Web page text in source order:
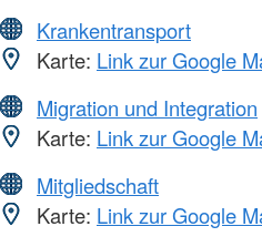
Krankentransport
Karte: Link zur Google
Migration und Integration
Karte: Link zur Google
Mitgliedschaft
Karte: Link zur Google